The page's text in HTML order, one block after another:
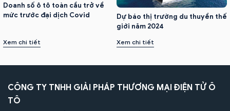
Doanh số ô tô toàn cầu trở về
mức trước đại dịch Covid
Xem chi tiết
Dự báo thị trường du thuyền thế
giới năm 2024
Xem chi tiết
CÔNG TY TNHH GIẢI PHÁP THƯƠNG MẠI ĐIỆN TỬ Ô
TÔ